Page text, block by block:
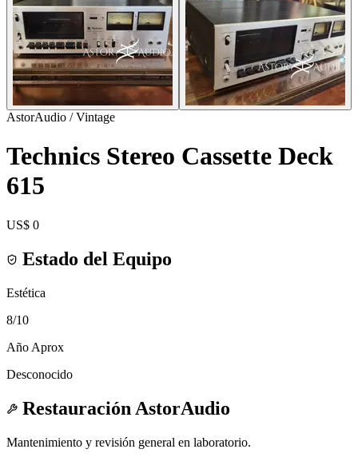
AstorAudio / Vintage
Technics Stereo Cassette Deck
615
US$ 0
Estado del Equipo
Estética
8/10
Año Aprox
Desconocido
Restauración AstorAudio
Mantenimiento y revisión general en laboratorio.